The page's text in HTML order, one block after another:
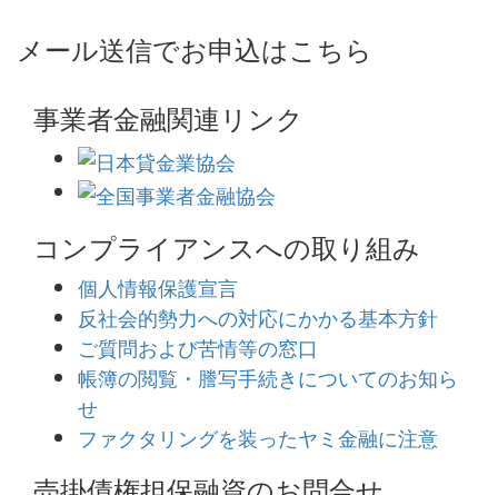
メール送信でお申込はこちら
事業者金融関連リンク
コンプライアンスへの取り組み
個人情報保護宣言
反社会的勢力への対応にかかる基本方針
ご質問および苦情等の窓口
帳簿の閲覧・謄写手続きについてのお知ら
せ
ファクタリングを装ったヤミ金融に注意